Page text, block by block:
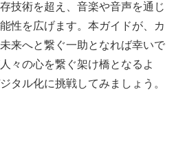
技術を超え、音楽や音声を通じ
性を広げます。本ガイドが、カ
来へと繋ぐ一助となれば幸いで
々の心を繋ぐ架け橋となるよ
タル化に挑戦してみましょう。